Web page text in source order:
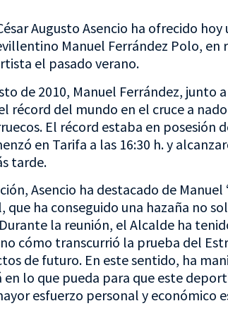
Augusto Asencio ha ofrecido
Manuel Ferrández Polo, en
el pasado verano.
de 2010, Manuel Ferrández, junto
récord del mundo en el cruce a
El récord estaba en posesión
en Tarifa a las 16:30 h. y
tarde.
Asencio ha destacado de
que ha conseguido una hazaña no
la reunión, el Alcalde ha
cómo transcurrió la prueba del
de futuro. En este sentido, ha
en lo que pueda para que este
esfuerzo personal y económico